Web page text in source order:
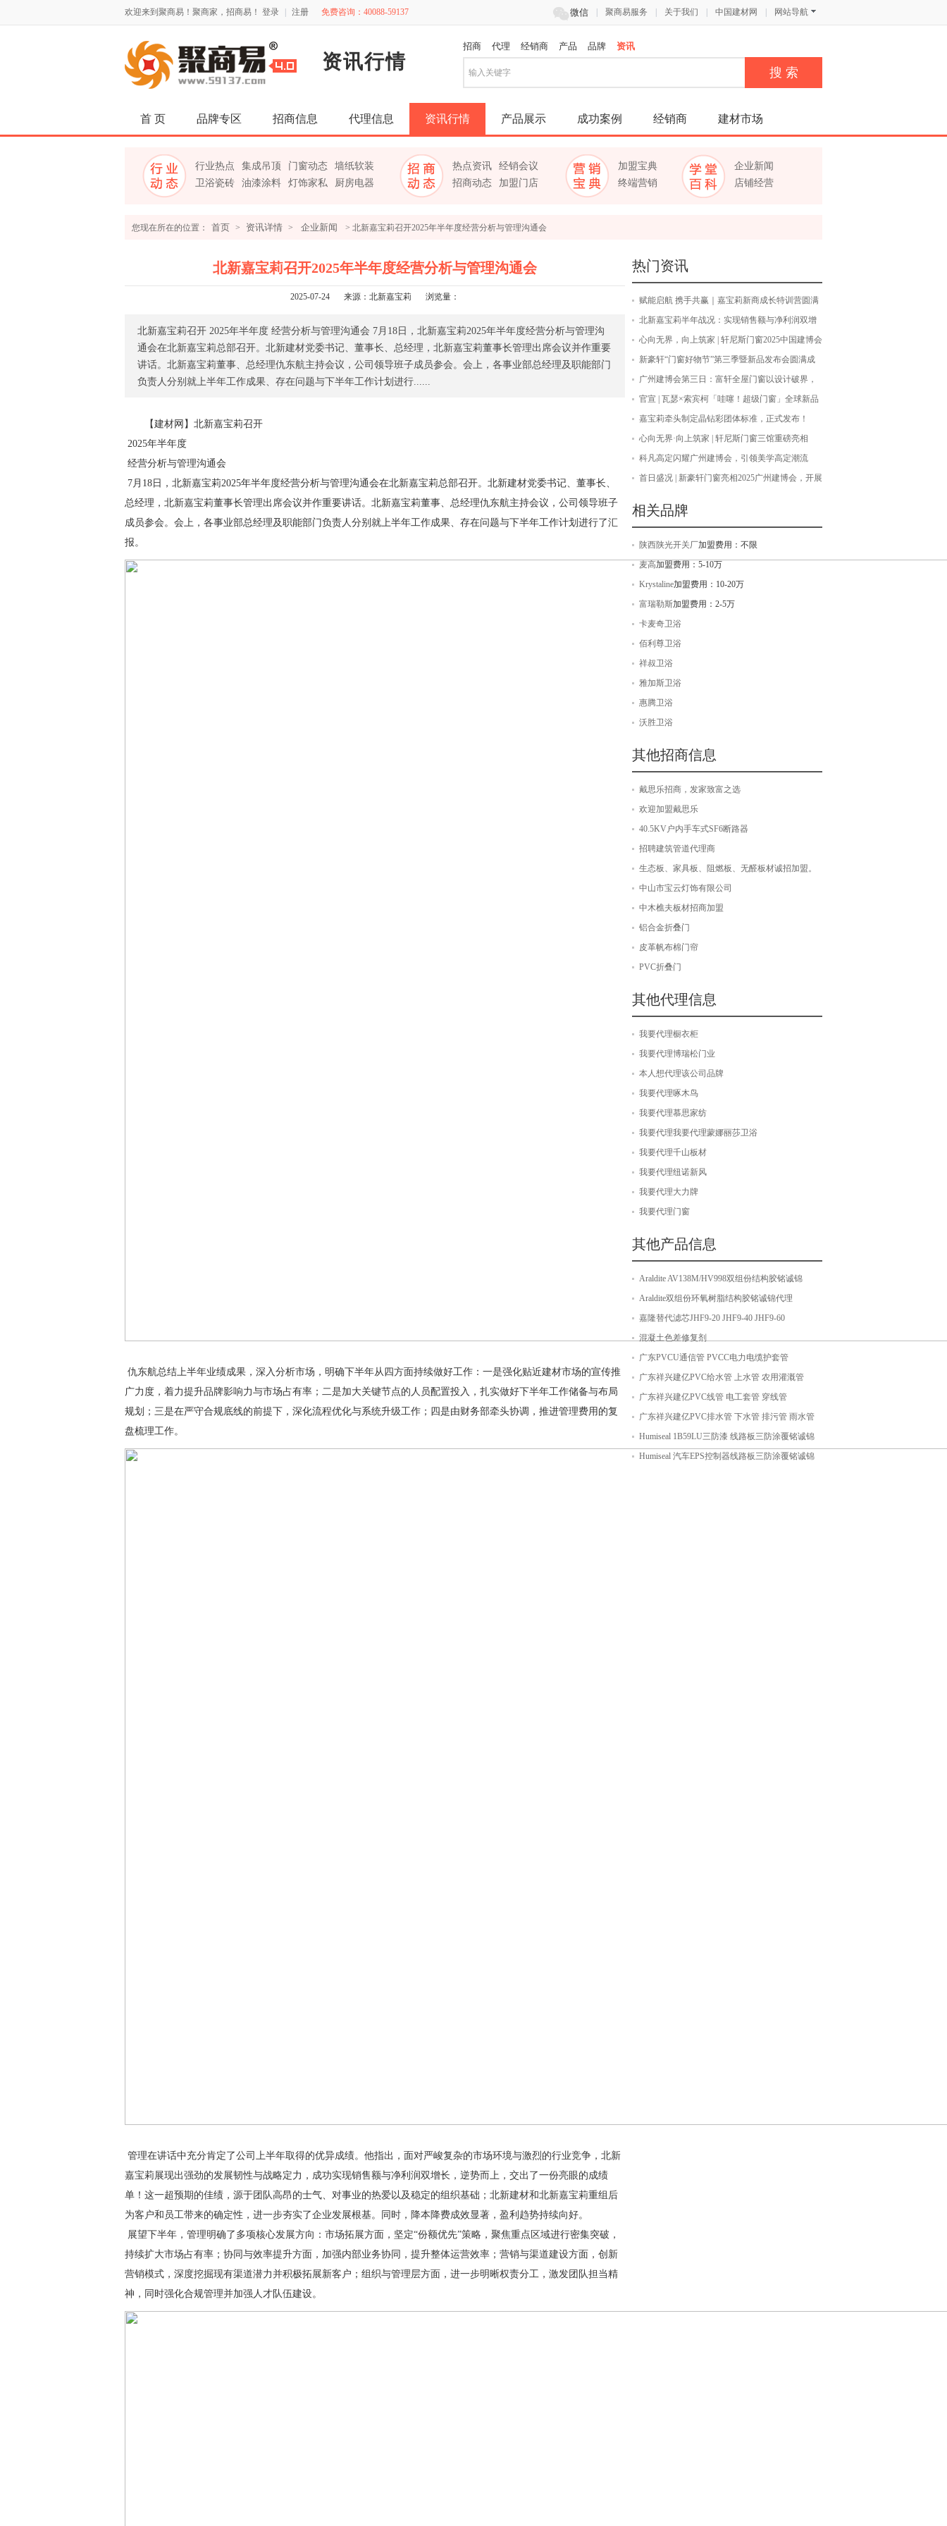
欢迎来到聚商易！聚商家，招商易！ 登录 注册 免费咨询：40088-59137 微信 聚商易服务 关于我们 中国建材网 网站导航
资讯行情
招商 代理 经销商 产品 品牌 资讯
首 页 品牌专区 招商信息 代理信息 资讯行情 产品展示 成功案例 经销商 建材市场
行业热点 集成吊顶 门窗动态
墙纸软装
卫浴瓷砖
油漆涂料 灯饰家私 厨房电器
热点资讯
经销会议
招商动态
加盟门店
加盟宝典
终端营销
企业新闻
店铺经营
您现在所在的位置： 首页 > 资讯详情 > 企业新闻 > 北新嘉宝莉召开2025年半年度经营分析与管理沟通会
北新嘉宝莉召开2025年半年度经营分析与管理沟通会
2025-07-24 来源：北新嘉宝莉 浏览量：
北新嘉宝莉召开 2025年半年度 经营分析与管理沟通会 7月18日，北新嘉宝莉2025年半年度经营分析与管理沟
通会在北新嘉宝莉总部召开。北新建材党委书记、董事长、总经理，北新嘉宝莉董事长管理出席会议并作重要
讲话。北新嘉宝莉董事、总经理仇东航主持会议，公司领导班子成员参会。会上，各事业部总经理及职能部门
负责人分别就上半年工作成果、存在问题与下半年工作计划进行......
【建材网 】北新嘉宝莉召开
2025年半年度
经营分析与管理沟通会
7月18日，北新嘉宝莉2025年半年度经营分析与管理沟通会在北新嘉宝莉总部召开。北新建材党委书记、董事长、
总经理，北新嘉宝莉董事长管理出席会议并作重要讲话。北新嘉宝莉董事、总经理仇东航主持会议，公司领导班子
成员参会。会上，各事业部总经理及职能部门负责人分别就上半年工作成果、存在问题与下半年工作计划进行了汇
报。
仇东航总结上半年业绩成果，深入分析市场，明确下半年从四方面持续做好工作：一是强化贴近建材市场的宣传推
广力度，着力提升品牌影响力与市场占有率；二是加大关键节点的人员配置投入，扎实做好下半年工作储备与布局
规划；三是在严守合规底线的前提下，深化流程优化与系统升级工作；四是由财务部牵头协调，推进管理费用的复
盘梳理工作。
管理在讲话中充分肯定了公司上半年取得的优异成绩。他指出，面对严峻复杂的市场环境与激烈的行业竞争，北新
嘉宝莉展现出强劲的发展韧性与战略定力，成功实现销售额与净利润双增长，逆势而上，交出了一份亮眼的成绩
单！这一超预期的佳绩，源于团队高昂的士气、对事业的热爱以及稳定的组织基础；北新建材和北新嘉宝莉重组后
为客户和员工带来的确定性，进一步夯实了企业发展根基。同时，降本降费成效显著，盈利趋势持续向好。
展望下半年，管理明确了多项核心发展方向：市场拓展方面，坚定“份额优先”策略，聚焦重点区域进行密集突破，
持续扩大市场占有率；协同与效率提升方面，加强内部业务协同，提升整体运营效率；营销与渠道建设方面，创新
营销模式，深度挖掘现有渠道潜力并积极拓展新客户；组织与管理层方面，进一步明晰权责分工，激发团队担当精
神，同时强化合规管理并加强人才队伍建设。
热门资讯
赋能启航 携手共赢｜嘉宝莉新商成长特训营圆满
落幕！
北新嘉宝莉半年战况：实现销售额与净利润双增
长！
心向无界，向上筑家 | 轩尼斯门窗2025中国建博会
（广州）圆满收官！
新豪轩“门窗好物节”第三季暨新品发布会圆满成
功，擘画品质生活新图景
广州建博会第三日：富轩全屋门窗以设计破界，
重塑美好人居新范式
官宣 | 瓦瑟×索宾柯「哇噻！超级门窗」全球新品
战略升级发布
嘉宝莉牵头制定晶钻彩团体标准，正式发布！
心向无界·向上筑家 | 轩尼斯门窗三馆重磅亮相
2025广州建博会
科凡高定闪耀广州建博会，引领美学高定潮流
首日盛况 | 新豪轩门窗亮相2025广州建博会，开展
相关品牌
陕西陕光开关厂加盟费用：不限
麦高加盟费用：5-10万
Krystaline加盟费用：10-20万
富瑞勒斯加盟费用：2-5万
卡麦奇卫浴
佰利尊卫浴
祥叔卫浴
雅加斯卫浴
惠腾卫浴
沃胜卫浴
其他招商信息
戴思乐招商，发家致富之选
欢迎加盟戴思乐
40.5KV户内手车式SF6断路器
招聘建筑管道代理商
生态板、家具板、阻燃板、无醛板材诚招加盟。
中山市宝云灯饰有限公司
中木樵夫板材招商加盟
铝合金折叠门
皮革帆布棉门帘
PVC折叠门
其他代理信息
我要代理橱衣柜
我要代理博瑞松门业
本人想代理该公司品牌
我要代理啄木鸟
我要代理慕思家纺
我要代理我要代理蒙娜丽莎卫浴
我要代理千山板材
我要代理纽诺新风
我要代理大力牌
我要代理门窗
其他产品信息
Araldite AV138M/HV998双组份结构胶铭诚锦
Araldite双组份环氧树脂结构胶铭诚锦代理
嘉隆替代滤芯JHF9-20 JHF9-40 JHF9-60
混凝土色差修复剂
广东PVCU通信管 PVCC电力电缆护套管
广东祥兴建亿PVC给水管 上水管 农用灌溉管
广东祥兴建亿PVC线管 电工套管 穿线管
广东祥兴建亿PVC排水管 下水管 排污管 雨水管
Humiseal 1B59LU三防漆 线路板三防涂覆铭诚锦
Humiseal 汽车EPS控制器线路板三防涂覆铭诚锦